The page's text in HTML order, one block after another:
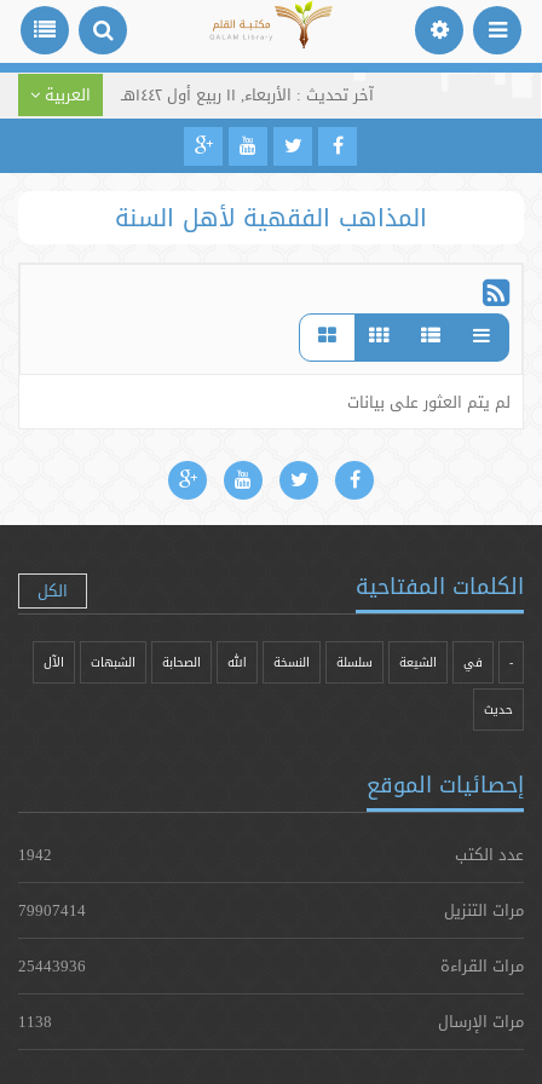
آخر تحديث : الأربعاء, ١١ ربيع أول ١٤٤٢هـ العربية
المذاهب الفقهية لأهل السنة
لم يتم العثور على بيانات
الكلمات المفتاحية الكل
- في الشيعة سلسلة النسخة الله الصحابة الشبهات الآل
حدیث
إحصائيات الموقع
عدد الكتب
1942
مرات التنزيل
79907414
مرات القراءة
25443936
مرات الإرسال
1138